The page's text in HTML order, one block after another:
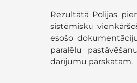
Rezultātā Polijas
sistēmisku
esošo
paralēlu
darījumu pārskatam.